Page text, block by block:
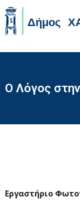
Ο Λόγος
Εργαστήριο